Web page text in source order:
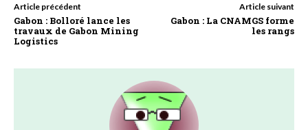
Article précédent
Gabon : Bolloré lance les
travaux de Gabon Mining
Logistics
Article suivant
Gabon : La CNAMGS forme
les rangs